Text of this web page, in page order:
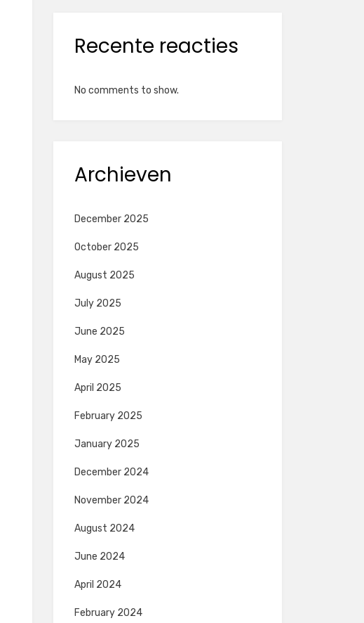
Recente reacties
No comments to show.
Archieven
December 2025
October 2025
August 2025
July 2025
June 2025
May 2025
April 2025
February 2025
January 2025
December 2024
November 2024
August 2024
June 2024
April 2024
February 2024